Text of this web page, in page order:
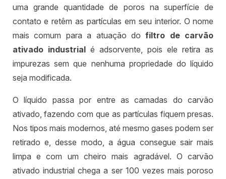
uma grande quantidade de poros na superfície de
contato e retêm as partículas em seu interior. O nome
mais comum para a atuação dofiltro de carvão
ativado industrialé adsorvente, pois ele retira as
impurezas sem que nenhuma propriedade do líquido
seja modificada.
O líquido passa por entre as camadas do carvão
ativado, fazendo com que as partículas fiquem presas.
Nos tipos mais modernos, até mesmo gases podem ser
retirado e, desse modo, a água consegue sair mais
limpa e com um cheiro mais agradável. O carvão
ativado industrial chega a ser 100 vezes mais poroso